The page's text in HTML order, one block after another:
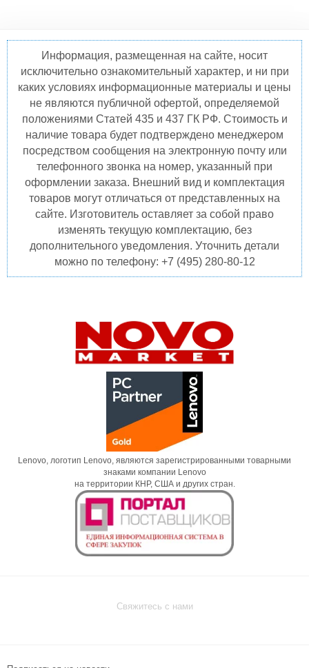
Информация, размещенная на сайте, носит
исключительно ознакомительный характер, и ни при
каких условиях информационные материалы и цены
не являются публичной офертой, определяемой
положениями Статей 435 и 437 ГК РФ. Стоимость и
наличие товара будет подтверждено менеджером
посредством сообщения на электронную почту или
телефонного звонка на номер, указанный при
оформлении заказа. Внешний вид и комплектация
товаров могут отличаться от представленных на
сайте. Изготовитель оставляет за собой право
изменять текущую комплектацию, без
дополнительного уведомления. Уточнить детали
можно по телефону: +7 (495) 280-80-12
Lenovo, логотип Lenovo, являются зарегистрированными товарными
знаками компании Lenovo
на территории КНР, США и других стран.
Свяжитесь с нами